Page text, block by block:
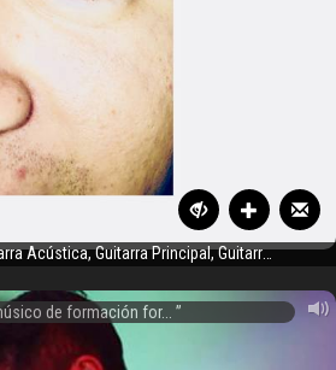
Principal, Guitarra rítmica, Bajo, Vocalista - General
de formación for...